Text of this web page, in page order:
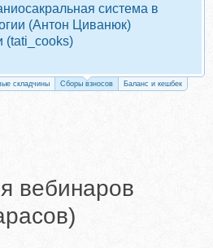
система в
(Антон Циванюк)
(tati_cooks)
складчины Сборы взносов Баланс и кешбек
вебинаров